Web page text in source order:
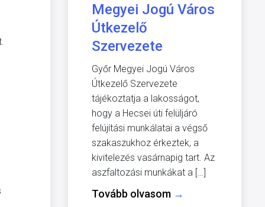
Megyei Jogú Város
Útkezelő
Szervezete
Győr Megyei Jogú Város
Útkezelő Szervezete
tájékoztatja a lakosságot,
hogy a Hecsei úti felüljáró
felújítási munkálatai a végső
szakaszukhoz érkeztek, a
kivitelezés vasárnapig tart. Az
aszfaltozási munkákat a […]
Tovább olvasom →